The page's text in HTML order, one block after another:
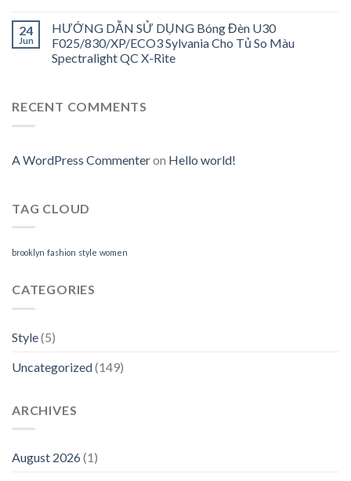
24
Jun
HƯỚNG DẪN SỬ DỤNG Bóng Đèn U30
F025/830/XP/ECO3 Sylvania Cho Tủ So Màu
Spectralight QC X-Rite
RECENT COMMENTS
A WordPress Commenteron Hello world!
TAG CLOUD
brooklyn fashion style women
CATEGORIES
Style(5)
Uncategorized(149)
ARCHIVES
August 2026(1)